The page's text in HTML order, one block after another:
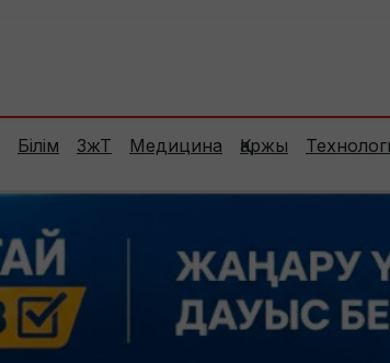
Білім ЗжТ Медицина Қаржы